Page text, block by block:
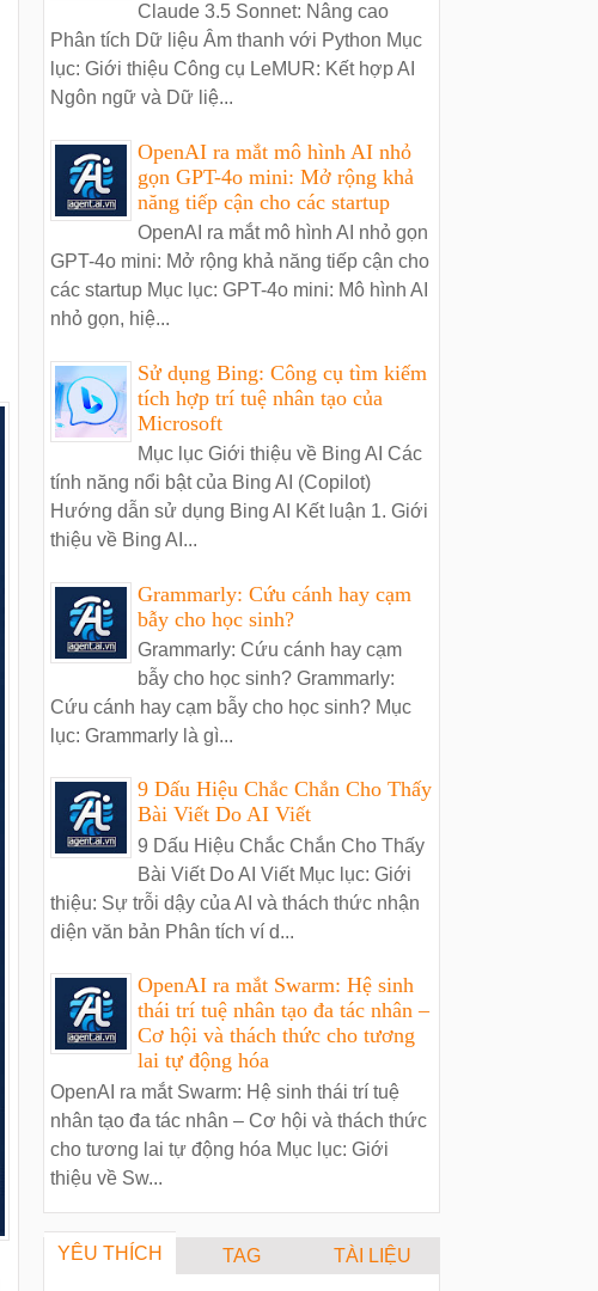
Claude 3.5 Sonnet: Nâng cao
Phân tích Dữ liệu Âm thanh với Python Mục
lục: Giới thiệu Công cụ LeMUR: Kết hợp AI
Ngôn ngữ và Dữ liệ...
OpenAI ra mắt mô hình AI nhỏ
gọn GPT-4o mini: Mở rộng khả
năng tiếp cận cho các startup
OpenAI ra mắt mô hình AI nhỏ gọn
GPT-4o mini: Mở rộng khả năng tiếp cận cho
các startup Mục lục: GPT-4o mini: Mô hình AI
nhỏ gọn, hiệ...
Sử dụng Bing: Công cụ tìm kiếm
tích hợp trí tuệ nhân tạo của
Microsoft
Mục lục Giới thiệu về Bing AI Các
tính năng nổi bật của Bing AI (Copilot)
Hướng dẫn sử dụng Bing AI Kết luận 1. Giới
thiệu về Bing AI...
Grammarly: Cứu cánh hay cạm
bẫy cho học sinh?
Grammarly: Cứu cánh hay cạm
bẫy cho học sinh? Grammarly:
Cứu cánh hay cạm bẫy cho học sinh? Mục
lục: Grammarly là gì...
9 Dấu Hiệu Chắc Chắn Cho Thấy
Bài Viết Do AI Viết
9 Dấu Hiệu Chắc Chắn Cho Thấy
Bài Viết Do AI Viết Mục lục: Giới
thiệu: Sự trỗi dậy của AI và thách thức nhận
diện văn bản Phân tích ví d...
OpenAI ra mắt Swarm: Hệ sinh
thái trí tuệ nhân tạo đa tác nhân –
Cơ hội và thách thức cho tương
lai tự động hóa
OpenAI ra mắt Swarm: Hệ sinh thái trí tuệ
nhân tạo đa tác nhân – Cơ hội và thách thức
cho tương lai tự động hóa Mục lục: Giới
thiệu về Sw...
YÊU THÍCH TAG TÀI LIỆU